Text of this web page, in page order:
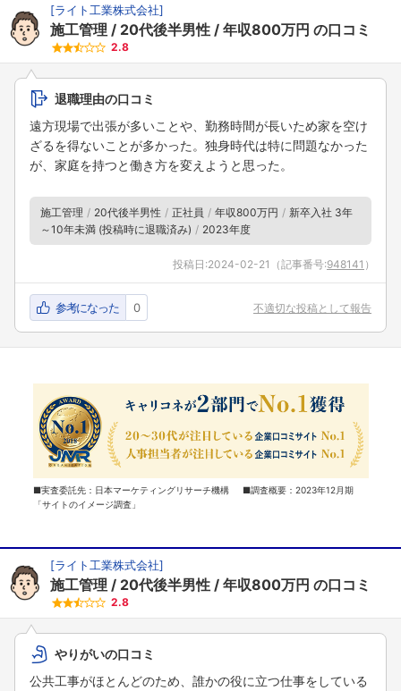
[ライト工業株式会社]
施工管理 20代後半男性 年収800万円 の口コミ
2.8
退職理由の口コミ
遠方現場で出張が多いことや、勤務時間が長いため家を空け
ざるを得ないことが多かった。独身時代は特に問題なかった
が、家庭を持つと働き方を変えようと思った。
施工管理 20代後半男性 正社員 年収800万円
新卒入社 3年
～10年未満 (投稿時に退職済み)
2023年度
投稿日:2024-02-21 （記事番号:948141 ）
参考になった 0 不適切な投稿として報告
■実査委託先：日本マーケティングリサーチ機構 ■調査概要：2023年12月期
「サイトのイメージ調査」
[ライト工業株式会社]
施工管理 20代後半男性 年収800万円 の口コミ
2.8
やりがいの口コミ
公共工事がほとんどのため、誰かの役に立つ仕事をしている